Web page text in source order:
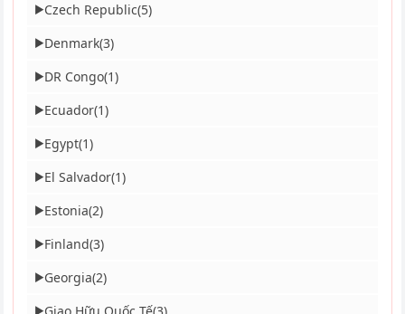
▶Czech Republic(5)
▶Denmark(3)
▶DR Congo(1)
▶Ecuador(1)
▶Egypt(1)
▶El Salvador(1)
▶Estonia(2)
▶Finland(3)
▶Georgia(2)
▶